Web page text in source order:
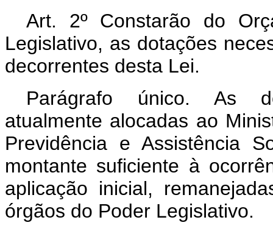
Art. 2º Constarão do
Legislativo, as dotações
decorrentes desta Lei.
Parágrafo único. As
atualmente alocadas ao
Previdência e Assistência
montante suficiente à
aplicação inicial,
órgãos do Poder Legislativo.